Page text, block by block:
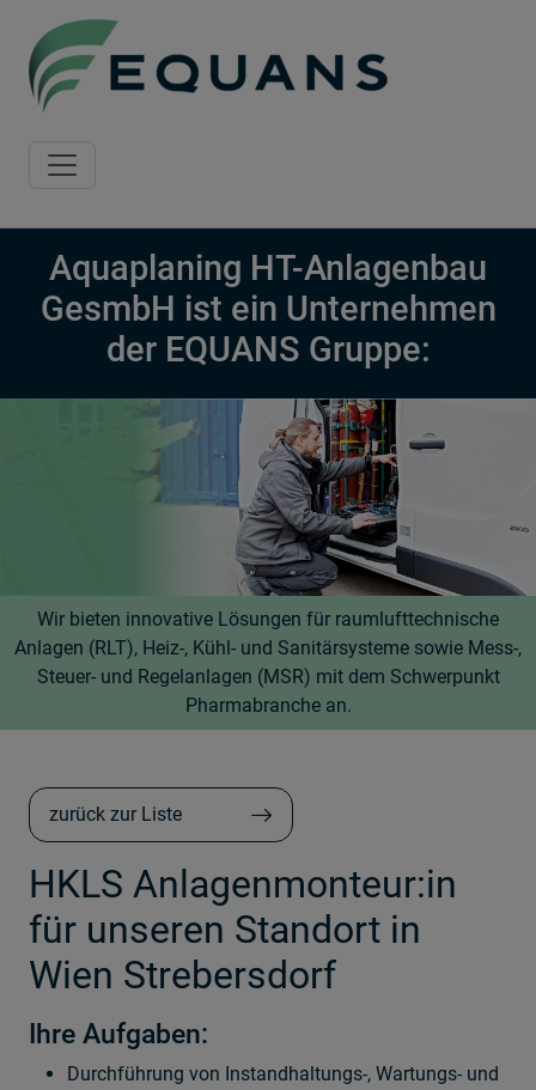
Aquaplaning HT-Anlagenbau
GesmbH ist ein Unternehmen
der EQUANS Gruppe:
Wir bieten innovative Lösungen für raumlufttechnische
Anlagen (RLT), Heiz-, Kühl- und Sanitärsysteme sowie Mess-,
Steuer- und Regelanlagen (MSR) mit dem Schwerpunkt
Pharmabranche an.
zurück zur Liste
HKLS Anlagenmonteur:in
für unseren Standort in
Wien Strebersdorf
Ihre Aufgaben:
Durchführung von Instandhaltungs-, Wartungs- und